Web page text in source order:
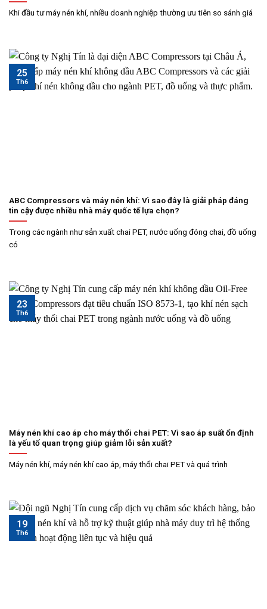
Khi đầu tư máy nén khí, nhiều doanh nghiệp thường ưu tiên so sánh giá
ABC Compressors và máy nén khí: Vì sao đây là giải pháp đáng
tin cậy được nhiều nhà máy quốc tế lựa chọn?
Trong các ngành như sản xuất chai PET, nước uống đóng chai, đồ uống
có
25
Th6
Máy nén khí cao áp cho máy thổi chai PET: Vì sao áp suất ổn định
là yếu tố quan trọng giúp giảm lỗi sản xuất?
Máy nén khí, máy nén khí cao áp, máy thổi chai PET và quá trình
23
Th6
19
Th6